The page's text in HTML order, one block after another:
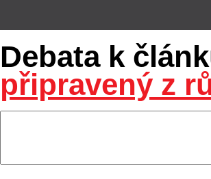
Debata k
připravený z